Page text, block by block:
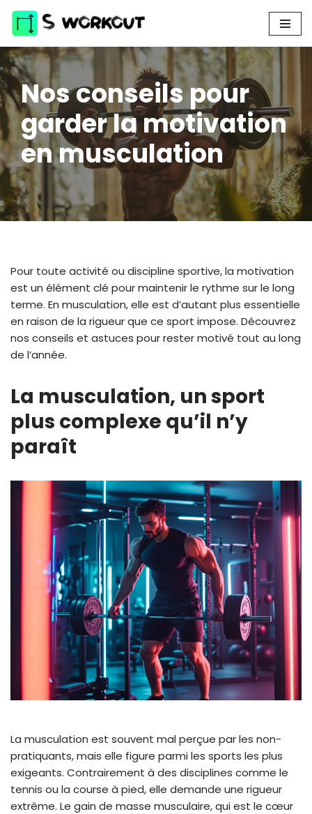
Aller
au
contenu
Nos conseils pour
garder la motivation
en musculation
Pour toute activité ou discipline sportive, la motivation
est un élément clé pour maintenir le rythme sur le long
terme. En musculation, elle est d’autant plus essentielle
en raison de la rigueur que ce sport impose. Découvrez
nos conseils et astuces pour rester motivé tout au long
de l’année.
La musculation, un sport
plus complexe qu’il n’y
paraît
La musculation est souvent mal perçue par les non-
pratiquants, mais elle figure parmi les sports les plus
exigeants. Contrairement à des disciplines comme le
tennis ou la course à pied, elle demande une rigueur
extrême. Le gain de masse musculaire, qui est le cœur